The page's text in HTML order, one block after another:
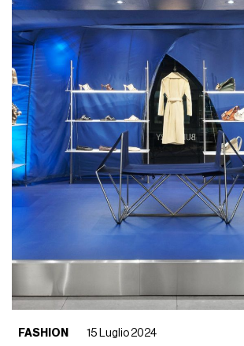
FASHION
15 Luglio 2024